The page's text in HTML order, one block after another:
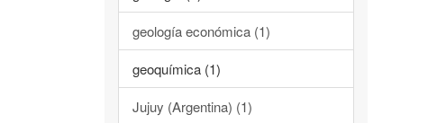
geología económica (1)
geoquímica (1)
Jujuy (Argentina) (1)